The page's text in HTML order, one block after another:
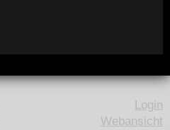
Login
Webansicht